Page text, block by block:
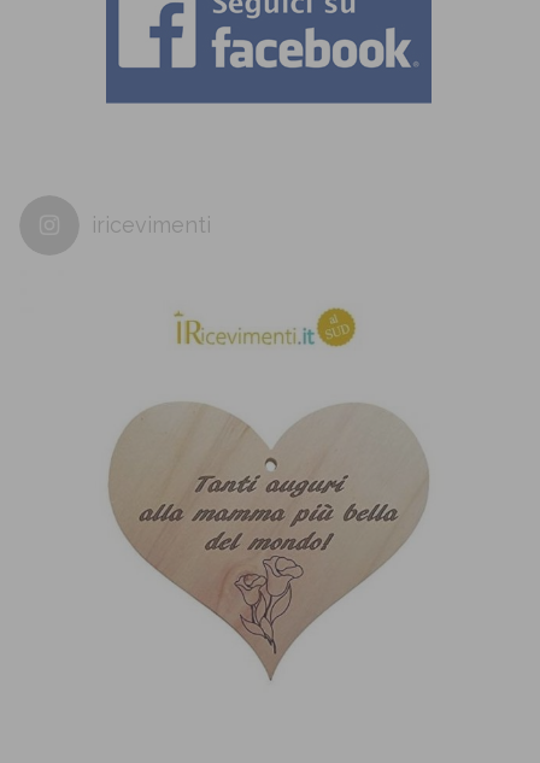
iricevimenti